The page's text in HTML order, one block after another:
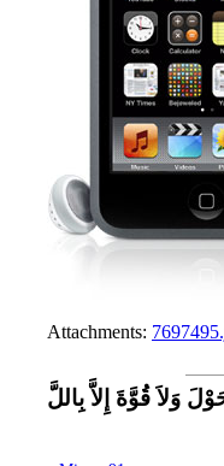
Attachments:
وَلاَ قُوَّةَ إِلاَّ بِاللَّ